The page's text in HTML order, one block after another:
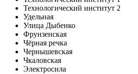
Технологический институт 2
Удельная
Улица Дыбенко
Фрунзенская
Чёрная речка
Чернышевская
Чкаловская
Электросила